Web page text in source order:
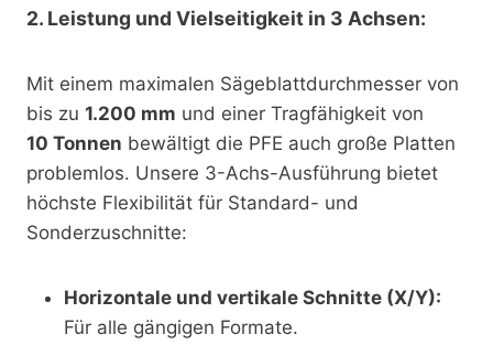
2. Leistung und Vielseitigkeit in 3 Achsen:
Mit einem maximalen Sägeblattdurchmesser von
bis zu 1.200 mm und einer Tragfähigkeit von
10 Tonnen bewältigt die PFE auch große Platten
problemlos. Unsere 3-Achs-Ausführung bietet
höchste Flexibilität für Standard- und
Sonderzuschnitte:
Horizontale und vertikale Schnitte (X/Y):
Für alle gängigen Formate.